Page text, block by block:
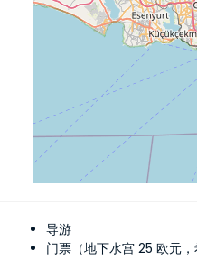
导游
门票（地下水宫 25 欧元，